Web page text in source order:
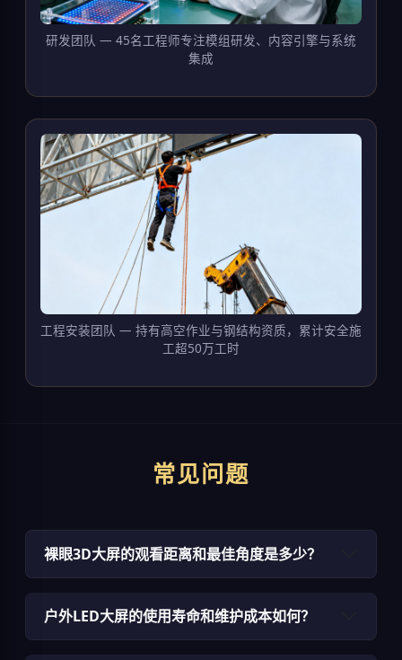
研发团队 — 45名工程师专注模组研发、内容引擎与系统
集成
工程安装团队 — 持有高空作业与钢结构资质，累计安全施
工超50万工时
常见问题
裸眼3D大屏的观看距离和最佳角度是多少？
户外LED大屏的使用寿命和维护成本如何？